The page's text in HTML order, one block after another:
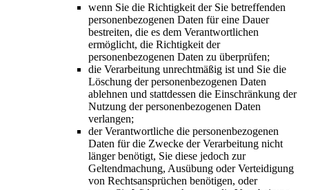
wenn Sie die Richtigkeit der Sie betreffenden
personenbezogenen Daten für eine Dauer
bestreiten, die es dem Verantwortlichen
ermöglicht, die Richtigkeit der
personenbezogenen Daten zu überprüfen;
die Verarbeitung unrechtmäßig ist und Sie die
Löschung der personenbezogenen Daten
ablehnen und stattdessen die Einschränkung der
Nutzung der personenbezogenen Daten
verlangen;
der Verantwortliche die personenbezogenen
Daten für die Zwecke der Verarbeitung nicht
länger benötigt, Sie diese jedoch zur
Geltendmachung, Ausübung oder Verteidigung
von Rechtsansprüchen benötigen, oder